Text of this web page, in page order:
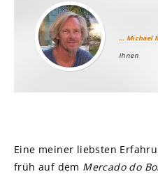
… Michael
Ihnen
Eine meiner liebsten
früh auf dem Mercado do